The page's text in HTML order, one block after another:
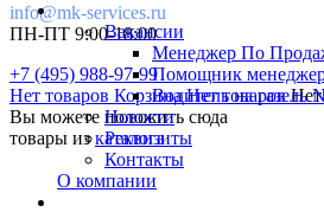
info@mk-services.ru
ПН-ПТ 9:00-18:00
+7 (495) 988-97-99
Нет товаров КорзинаНет товаровНет
Вы можете положить сюда
товары изкаталога
Вакансии
Менеджер По
Помощник
Водитель на газель
Новости
Реквизиты
Контакты
О компании